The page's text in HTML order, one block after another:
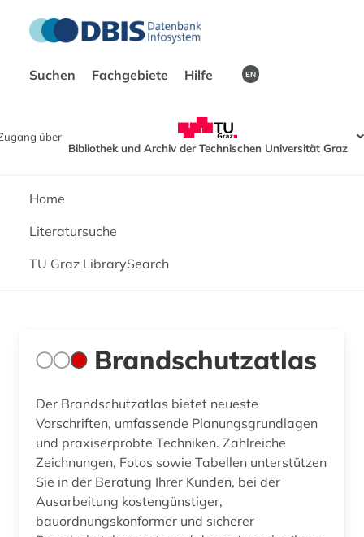
Suchen Fachgebiete Hilfe EN
über
Bibliothek und Archiv der Technischen Universität Graz
Home
Literatursuche
TU Graz LibrarySearch
Brandschutzatlas
Der Brandschutzatlas bietet neueste
Vorschriften, umfassende Planungsgrundlagen
und praxiserprobte Techniken. Zahlreiche
Zeichnungen, Fotos sowie Tabellen unterstützen
Sie in der Beratung Ihrer Kunden, bei der
Ausarbeitung kostengünstiger,
bauordnungskonformer und sicherer